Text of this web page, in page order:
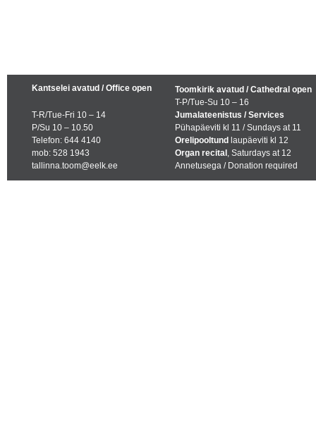
Kantselei avatud / Office open
T-R/Tue-Fri 10 – 14
P/Su 10 – 10.50
Telefon: 644 4140
mob: 528 1943
tallinna.toom@eelk.ee
Toomkirik avatud / Cathedral open
T-P/Tue-Su 10 – 16
Jumalateenistus / Services
Pühapäeviti kl 11 / Sundays at 11
Orelipooltund laupäeviti kl 12
Organ recital , Saturdays at 12
Annetusega / Donation required